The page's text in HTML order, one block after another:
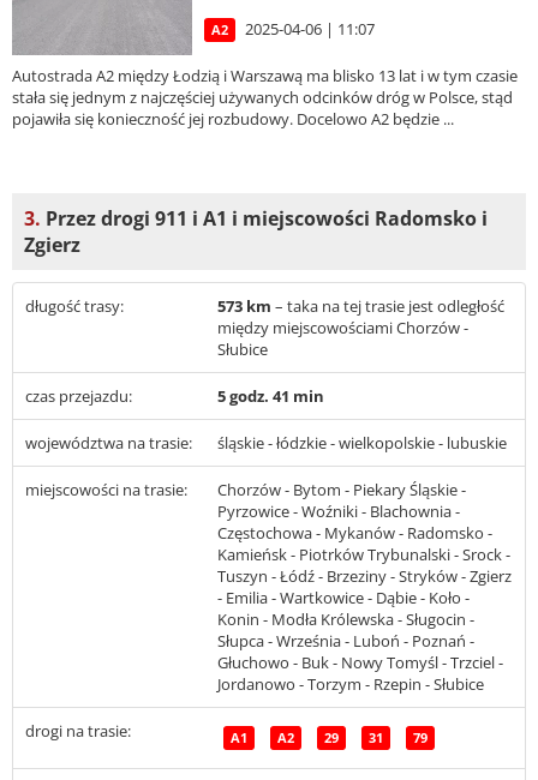
A2 2025-04-06 | 11:07
Autostrada A2 między Łodzią i Warszawą ma blisko 13 lat i w tym czasie
stała się jednym z najczęściej używanych odcinków dróg w Polsce, stąd
pojawiła się konieczność jej rozbudowy. Docelowo A2 będzie ...
3. Przez drogi 911 i A1 i miejscowości Radomsko i
Zgierz
długość trasy: 573 km – taka na tej trasie jest odległość
między miejscowościami Chorzów -
Słubice
czas przejazdu: 5 godz. 41 min
województwa na trasie: śląskie - łódzkie - wielkopolskie - lubuskie
miejscowości na trasie:
Chorzów - Bytom - Piekary Śląskie -
Pyrzowice - Woźniki - Blachownia -
Częstochowa - Mykanów - Radomsko -
Kamieńsk - Piotrków Trybunalski - Srock -
Tuszyn - Łódź - Brzeziny - Stryków - Zgierz
- Emilia - Wartkowice - Dąbie - Koło -
Konin - Modła Królewska - Sługocin -
Słupca - Września - Luboń - Poznań -
Głuchowo - Buk - Nowy Tomyśl - Trzciel -
Jordanowo - Torzym - Rzepin - Słubice
drogi na trasie: A1 A2 29 31 79